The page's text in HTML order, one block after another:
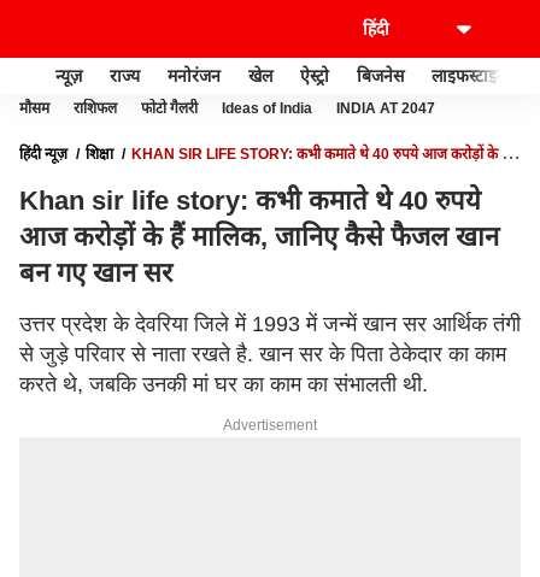
न्यूज़ राज्य मनोरंजन खेल ऐस्ट्रो बिजनेस लाइफस्टाइल
मौसम राशिफल फोटो गैलरी Ideas of India INDIA AT 2047
हिंदी न्यूज़ शिक्षा
KHAN SIR LIFE STORY: कभी कमाते थे 40 रुपये आज करोड़ों के हैं
Khan sir life story: कभी कमाते थे 40 रुपये
आज करोड़ों के हैं मालिक, जानिए कैसे फैजल खान
बन गए खान सर
उत्तर प्रदेश के देवरिया जिले में 1993 में जन्में खान सर आर्थिक तंगी
से जुड़े परिवार से नाता रखते है. खान सर के पिता ठेकेदार का काम
करते थे, जबकि उनकी मां घर का काम का संभालती थी.
Advertisement